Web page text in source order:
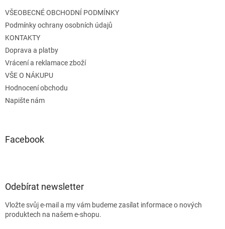
VŠEOBECNÉ OBCHODNÍ PODMÍNKY
Podmínky ochrany osobních údajů
KONTAKTY
Doprava a platby
Vrácení a reklamace zboží
VŠE O NÁKUPU
Hodnocení obchodu
Napište nám
Facebook
Odebírat newsletter
Vložte svůj e-mail a my vám budeme zasílat informace o nových
produktech na našem e-shopu.